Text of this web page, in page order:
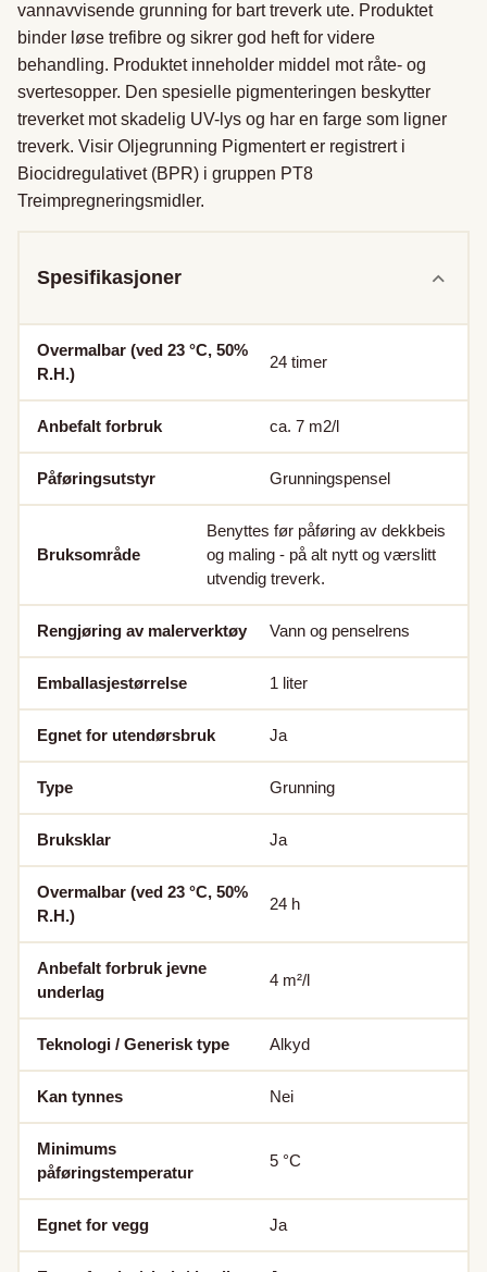
vannavvisende grunning for bart treverk ute. Produktet
binder løse trefibre og sikrer god heft for videre
behandling. Produktet inneholder middel mot råte- og
svertesopper. Den spesielle pigmenteringen beskytter
treverket mot skadelig UV-lys og har en farge som ligner
treverk. Visir Oljegrunning Pigmentert er registrert i
Biocidregulativet (BPR) i gruppen PT8
Treimpregneringsmidler.
Spesifikasjoner
Overmalbar (ved 23 °C, 50%
R.H.)
24 timer
Anbefalt forbruk ca. 7 m2/l
Påføringsutstyr Grunningspensel
Bruksområde
Benyttes før påføring av dekkbeis
og maling - på alt nytt og værslitt
utvendig treverk.
Rengjøring av malerverktøy Vann og penselrens
Emballasjestørrelse 1 liter
Egnet for utendørsbruk Ja
Type Grunning
Bruksklar Ja
Overmalbar (ved 23 °C, 50%
R.H.)
24 h
Anbefalt forbruk jevne
underlag
4 m²/l
Teknologi / Generisk type Alkyd
Kan tynnes Nei
Minimums
påføringstemperatur
5 °C
Egnet for vegg Ja